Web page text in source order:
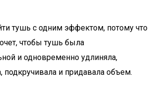
тушь с одним эффектом, потому что
чтобы тушь была
и одновременно удлиняла,
подкручивала и придавала объем.